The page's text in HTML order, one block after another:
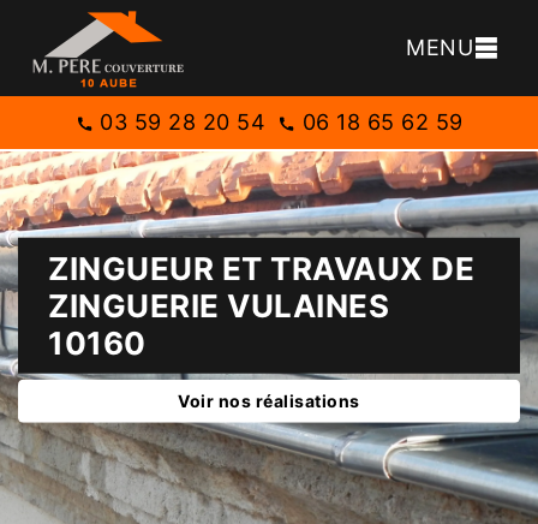
MENU
03 59 28 20 54 06 18 65 62 59
ZINGUEUR ET TRAVAUX DE
ZINGUERIE VULAINES
10160
Voir nos réalisations